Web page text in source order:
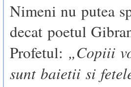
Nimeni nu putea
decat poetul
Profetul: „Copiii
sunt baietii si